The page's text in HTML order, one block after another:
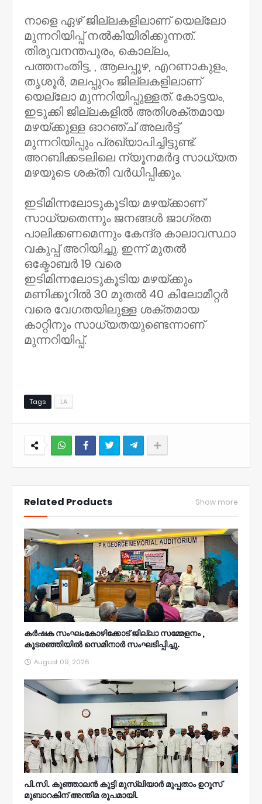
നാളെ ഏഴ് ജില്ലകളിലാണ് യെല്ലോ
മുന്നറിയിപ്പ് നൽകിയിരിക്കുന്നത്.
തിരുവനന്തപുരം, കൊല്ലം,
പത്തനംതിട്ട, , ആലപ്പുഴ, എറണാകുളം,
തൃശൂർ, മലപ്പുറം ജില്ലകളിലാണ്
യെല്ലോ മുന്നറിയിപ്പുള്ളത്. കോട്ടയം,
ഇടുക്കി ജില്ലകളിൽ അതിശക്തമായ
മഴയ്ക്കുള്ള ഓറഞ്ച് അലർട്ട്
മുന്നറിയിപ്പും പ്രഖ്യാപിച്ചിട്ടുണ്ട്.
അറബിക്കടലിലെ ന്യൂനമർദ്ദ സാധ്യത
മഴയുടെ ശക്തി വർധിപ്പിക്കും.
ഇടിമിന്നലോടുകൂടിയ മഴയ്ക്കാണ്
സാധ്യതെന്നും ജനങ്ങൾ ജാഗ്രത
പാലിക്കണമെന്നും കേന്ദ്ര കാലാവസ്ഥാ
വകുപ്പ് അറിയിച്ചു. ഇന്ന് മുതൽ
ഒക്ടോബർ 19 വരെ
ഇടിമിന്നലോടുകൂടിയ മഴയ്ക്കും
മണിക്കൂറിൽ 30 മുതൽ 40 കിലോമീറ്റർ
വരെ വേഗതയിലുള്ള ശക്തമായ
കാറ്റിനും സാധ്യതയുണ്ടെന്നാണ്
മുന്നറിയിപ്പ്.
Tags LA
Related Products Show more
കർഷക സംഘംകോഴിക്കോട് ജില്ലാ സമ്മേളനം ,
കൂടരഞ്ഞിയിൽ സെമിനാർ സംഘടിപ്പിച്ചു.
August 09, 2026
പി.സി. കുഞ്ഞാലൻ കുട്ടി മുസ്‌ലിയാർ മുപ്പതാം ഉറൂസ്‌
മുബാറകിന്‌ അന്തിമ രൂപമായി.